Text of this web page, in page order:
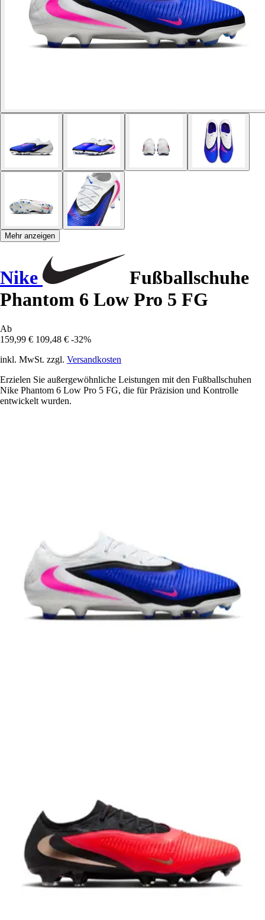
Mehr anzeigen
Nike
Fußballschuhe
Phantom 6 Low Pro 5 FG
Ab
159,99 € 109,48 € -32%
inkl. MwSt. zzgl. Versandkosten
Erzielen Sie außergewöhnliche Leistungen mit den Fußballschuhen
Nike Phantom 6 Low Pro 5 FG, die für Präzision und Kontrolle
entwickelt wurden.